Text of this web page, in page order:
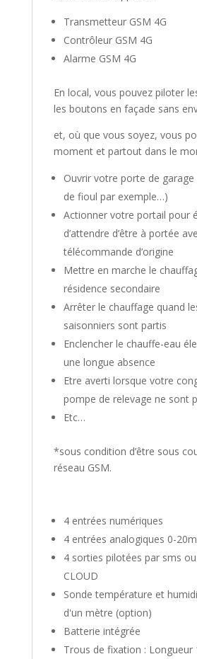
Transmetteur GSM 4G
Contrôleur GSM 4G
Alarme GSM 4G
En local, vous pouvez piloter
les boutons en façade sans
et, où que vous soyez, vous
moment et partout dans le
Ouvrir votre porte de garage
de fioul par exemple…)
Actionner votre portail pour
d’attendre d’être à portée
télécommande d’origine
Mettre en marche le
résidence secondaire
Arrêter le chauffage quand
saisonniers sont partis
Enclencher le chauffe-eau
une longue absence
Etre averti lorsque votre
pompe de relevage ne sont
Etc…
*sous condition d’être sous
réseau GSM.
4 entrées numériques
4 entrées analogiques 0-
4 sorties pilotées par sms
CLOUD
Sonde température et
d'un mètre (option)
Batterie intégrée
Trous de fixation : Longueur